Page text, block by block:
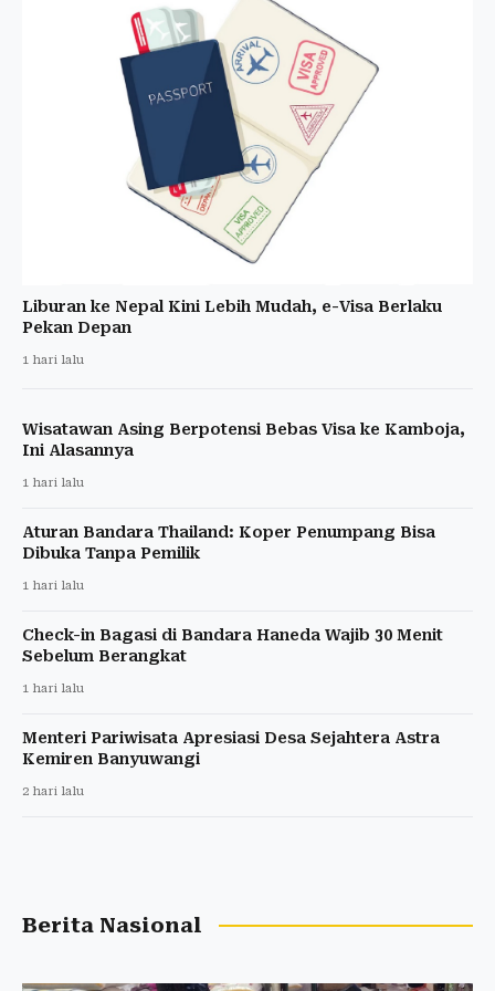
Liburan ke Nepal Kini Lebih Mudah, e-Visa Berlaku
Pekan Depan
1 hari lalu
Wisatawan Asing Berpotensi Bebas Visa ke Kamboja,
Ini Alasannya
1 hari lalu
Aturan Bandara Thailand: Koper Penumpang Bisa
Dibuka Tanpa Pemilik
1 hari lalu
Check-in Bagasi di Bandara Haneda Wajib 30 Menit
Sebelum Berangkat
1 hari lalu
Menteri Pariwisata Apresiasi Desa Sejahtera Astra
Kemiren Banyuwangi
2 hari lalu
Berita Nasional